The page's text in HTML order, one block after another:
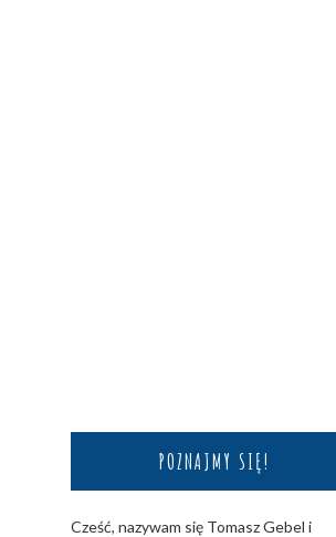
POZNAJMY SIĘ!
Cześć, nazywam się Tomasz Gebel i